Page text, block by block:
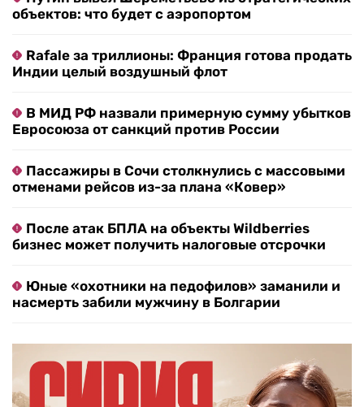
объектов: что будет с аэропортом
Rafale за триллионы: Франция готова продать
Индии целый воздушный флот
В МИД РФ назвали примерную сумму убытков
Евросоюза от санкций против России
Пассажиры в Сочи столкнулись с массовыми
отменами рейсов из-за плана «Ковер»
После атак БПЛА на объекты Wildberries
бизнес может получить налоговые отсрочки
Юные «охотники на педофилов» заманили и
насмерть забили мужчину в Болгарии